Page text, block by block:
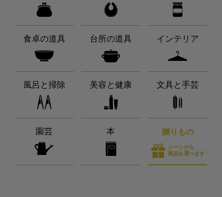
食卓の道具 台所の道具 インテリア
風呂と掃除 美容と健康 文具と手芸
園芸 本 贈りもの
シーンから
商品を選べます